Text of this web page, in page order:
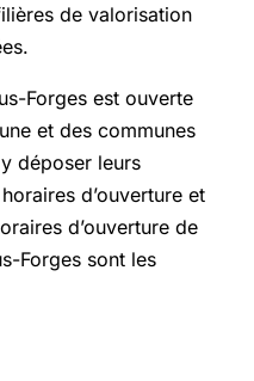
de valorisation
Forges est ouverte
et des communes
déposer leurs
d’ouverture et
d’ouverture de
Forges sont les